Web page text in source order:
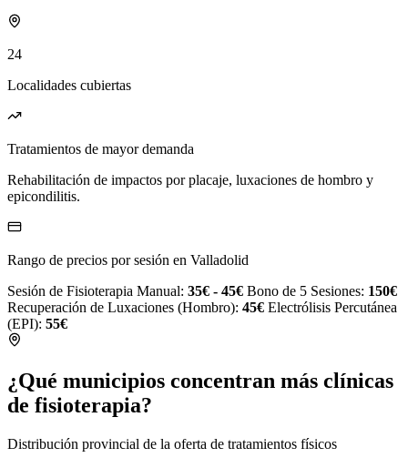
24
Localidades cubiertas
Tratamientos de mayor demanda
Rehabilitación de impactos por placaje, luxaciones de hombro y
epicondilitis.
Rango de precios por sesión en Valladolid
Sesión de Fisioterapia Manual: 35€ - 45€ Bono de 5 Sesiones: 150€
Recuperación de Luxaciones (Hombro): 45€ Electrólisis Percutánea
(EPI): 55€
¿Qué municipios concentran más clínicas
de fisioterapia?
Distribución provincial de la oferta de tratamientos físicos